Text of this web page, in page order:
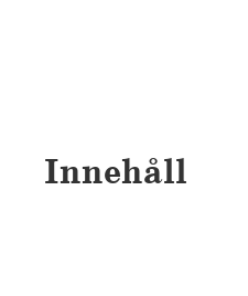
Innehåll